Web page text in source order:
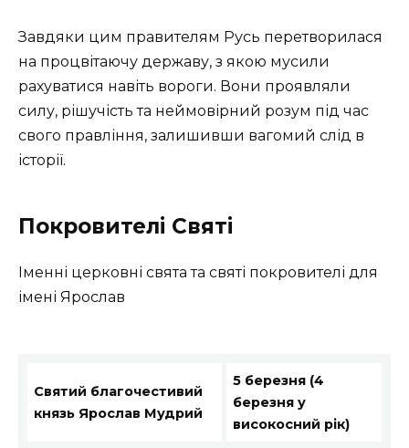
Завдяки цим правителям Русь перетворилася
на процвітаючу державу, з якою мусили
рахуватися навіть вороги. Вони проявляли
силу, рішучість та неймовірний розум під час
свого правління, залишивши вагомий слід в
історії.
Покровителі Святі
Іменні церковні свята та святі покровителі для
імені Ярослав
Святий благочестивий
князь Ярослав Мудрий
5 березня (4
березня у
високосний рік)